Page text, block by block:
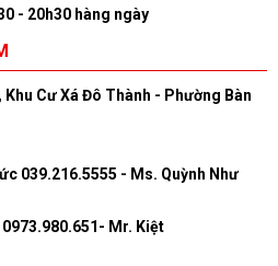
- 20h30 hàng ngày
Khu Cư Xá Đô Thành - Phường Bàn
039.216.5555 - Ms. Quỳnh Như
0973.980.651- Mr. Kiệt